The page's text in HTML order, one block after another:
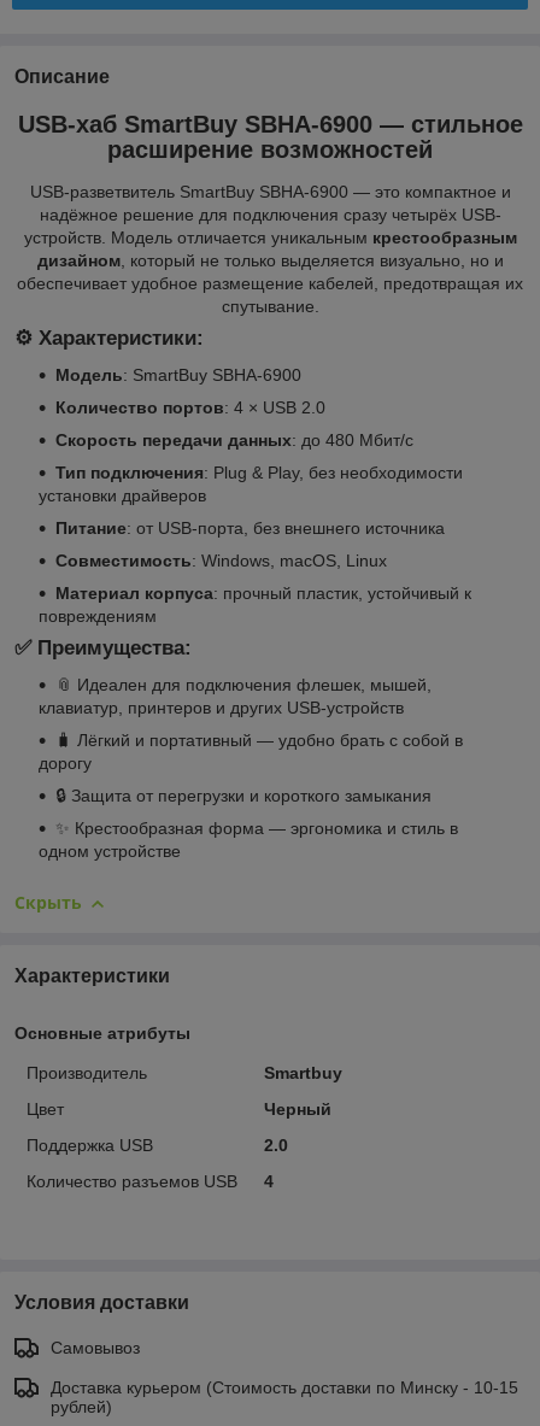
Описание
USB-хаб SmartBuy SBHA-6900 — стильное
расширение возможностей
USB-разветвитель SmartBuy SBHA-6900 — это компактное и
надёжное решение для подключения сразу четырёх USB-
устройств. Модель отличается уникальным крестообразным
дизайном, который не только выделяется визуально, но и
обеспечивает удобное размещение кабелей, предотвращая их
спутывание.
⚙️ Характеристики:
Модель: SmartBuy SBHA-6900
Количество портов: 4 × USB 2.0
Скорость передачи данных: до 480 Мбит/с
Тип подключения: Plug & Play, без необходимости
установки драйверов
Питание: от USB-порта, без внешнего источника
Совместимость: Windows, macOS, Linux
Материал корпуса: прочный пластик, устойчивый к
повреждениям
✅ Преимущества:
📎 Идеален для подключения флешек, мышей,
клавиатур, принтеров и других USB-устройств
🧳 Лёгкий и портативный — удобно брать с собой в
дорогу
🔒 Защита от перегрузки и короткого замыкания
✨ Крестообразная форма — эргономика и стиль в
одном устройстве
Скрыть
Характеристики
Основные атрибуты
Производитель
Smartbuy
Цвет
Черный
Поддержка USB
2.0
Количество разъемов USB
4
Условия доставки
Самовывоз
Доставка курьером (Стоимость доставки по Минску - 10-15
рублей)